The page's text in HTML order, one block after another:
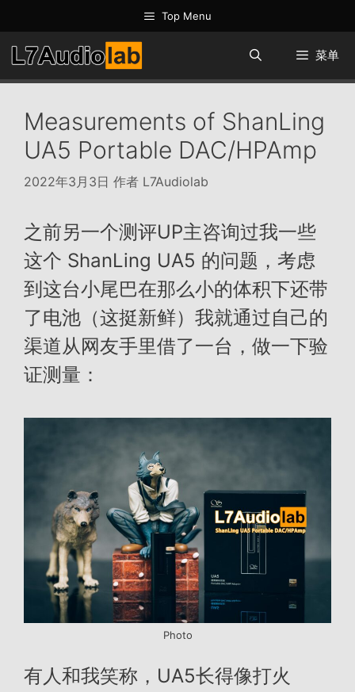
至
内
容
Top Menu
菜单
Measurements of ShanLing
UA5 Portable DAC/HPAmp
2022年3月3日 作者 L7Audiolab
之前另一个测评UP主咨询过我一些
这个 ShanLing UA5 的问题，考虑
到这台小尾巴在那么小的体积下还带
了电池（这挺新鲜）我就通过自己的
渠道从网友手里借了一台，做一下验
证测量：
Photo
有人和我笑称，UA5长得像打火